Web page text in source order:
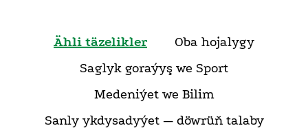
Ähli täzelikler
Oba hojalygy
Saglyk goraýyş we Sport
Medeniýet we Bilim
Sanly ykdysadyýet — döwrüň talaby